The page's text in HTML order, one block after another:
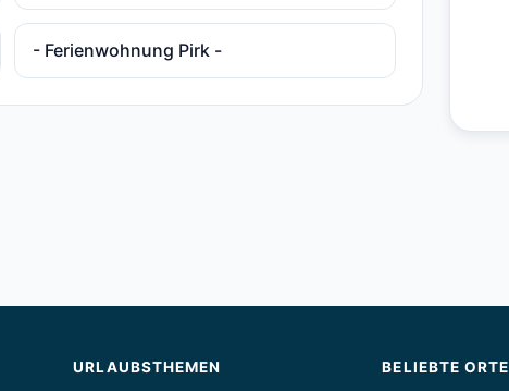
- Ferienwohnung Pirk -
URLAUBSTHEMEN BELIEBTE ORTE